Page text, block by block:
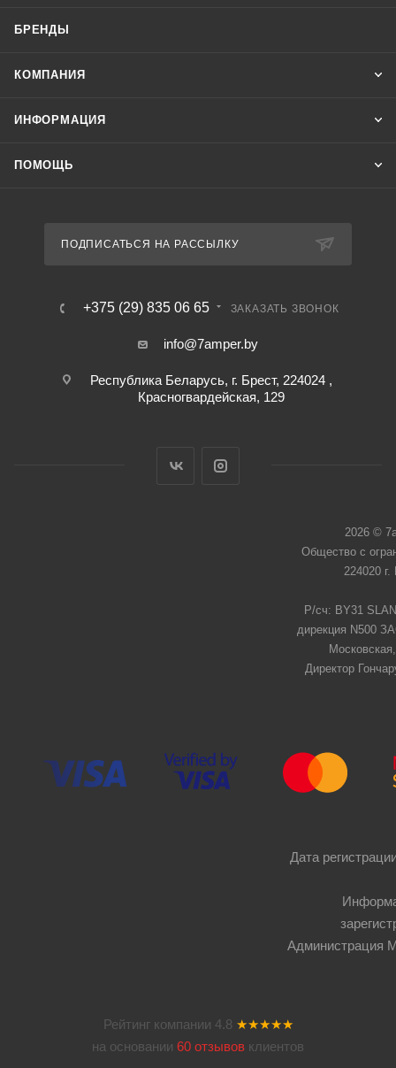
БРЕНДЫ
КОМПАНИЯ
ИНФОРМАЦИЯ
ПОМОЩЬ
ПОДПИСАТЬСЯ НА РАССЫЛКУ
+375 (29) 835 06 65 ЗАКАЗАТЬ ЗВОНОК
info@7amper.by
Республика Беларусь, г. Брест, 224024 ,
Красногвардейская, 129
2026 ©
Общество с
224020
Р/сч: BY31
дирекция N500
Директор
Дата
Администрация
Рейтинг компании 4.8 ★★★★★
на основании 60 отзывов клиентов